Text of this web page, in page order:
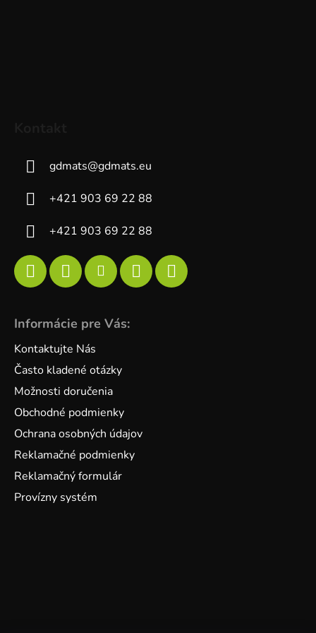
gdmats@gdmats.eu
+421 903 69 22 88
+421 903 69 22 88
Informácie pre Vás:
Kontaktujte Nás
Často kladené otázky
Možnosti doručenia
Obchodné podmienky
Ochrana osobných údajov
Reklamačné podmienky
Reklamačný formulár
Provízny systém